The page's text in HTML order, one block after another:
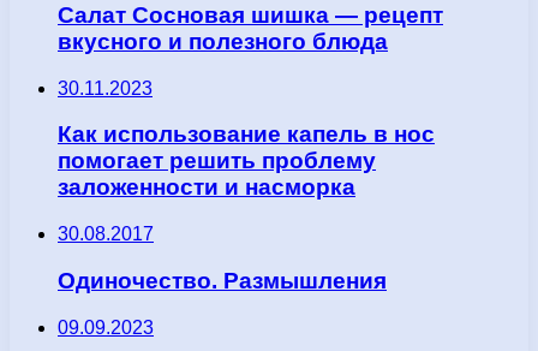
Салат Сосновая шишка — рецепт
вкусного и полезного блюда
30.11.2023
Как использование капель в нос
помогает решить проблему
заложенности и насморка
30.08.2017
Одиночество. Размышления
09.09.2023